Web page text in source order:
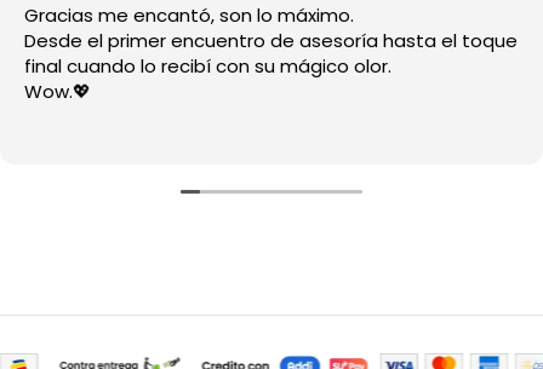
Gracias me encantó, son lo máximo.
Desde el primer encuentro de asesoría hasta el toque
final cuando lo recibí con su mágico olor.
Wow.💖